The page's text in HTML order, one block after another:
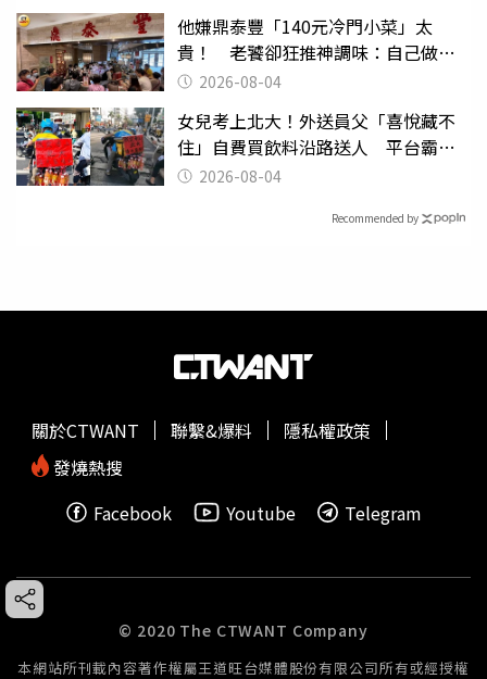
他嫌鼎泰豐「140元冷門小菜」太
貴！ 老饕卻狂推神調味：自己做不
出來2026-08-04
女兒考上北大！外送員父「喜悅藏不
住」自費買飲料沿路送人 平台霸氣
幫付學費
2026-08-04
Recommended by
關於CTWANT 聯繫&爆料
隱私權政策
發燒熱搜
Facebook
Youtube Telegram
© 2020 The CTWANT Company
本網站所刊載內容著作權屬王道旺台媒體股份有限公司所有或經授權